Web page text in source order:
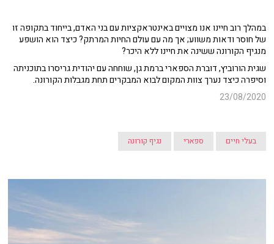
במהלך רוב חיינו אנו מצויים באינטראקציות עם בני האדם, בייחוד בתקופה זו
של חוסר ודאות משווע; אך מה עם עולם החיות המרתק? כיצד הוא הושפע
מנגיף הקורונה ששינה את חיינו ללא היכר?
שגית הורוביץ, דוברת הספארי ברמת גן, שוחחה עם יהודית גריסרו בתוכניתה
וסיפרה כיצד נערך צוות המקום לבוא המבקרים תחת מגבלות הקורונה.
23/08/2020
בעלי חיים ספארי נגיף קורונה